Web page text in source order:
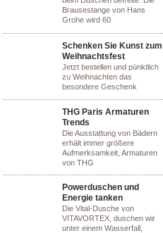
Brausestange von Hans
Grohe wird 60
Schenken Sie Kunst zum
Weihnachtsfest
Jetzt bestellen und pünktlich
zu Weihnachten das
besondere Geschenk
THG Paris Armaturen
Trends
Die Ausstattung von Bädern
erhält immer größere
Aufmerksamkeit, Armaturen
von THG
Powerduschen und
Energie tanken
Die Vital-Dusche von
VITAVORTEX, duschen wir
unter einem Wasserfall,